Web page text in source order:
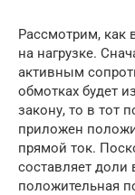
Рассмотрим, как
на нагрузке.
активным
обмотках будет
закону, то в тот
приложен
прямой ток.
составляет доли
положительная